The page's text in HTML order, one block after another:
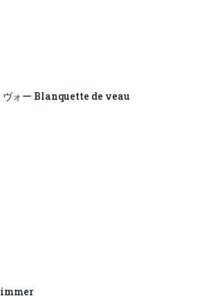
ヴォー Blanquette de veau